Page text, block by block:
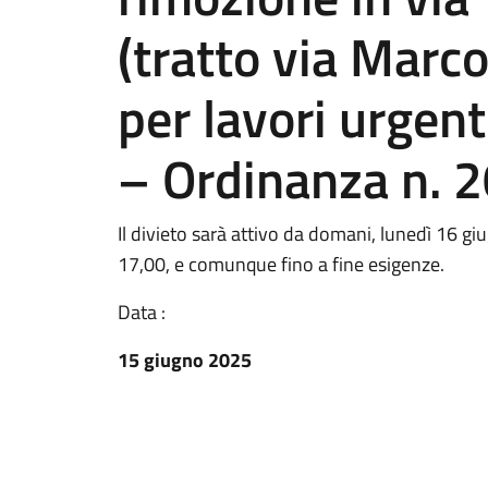
(tratto via
per lavori
– Ordinanza n.
Il divieto sarà attivo da domani, lunedì 16
17,00, e comunque fino a fine esigenze.
Data :
15 giugno 2025